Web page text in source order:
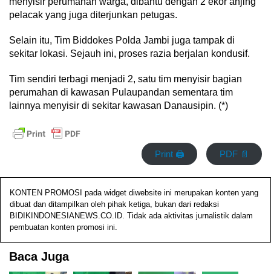
pelacak yang juga diterjunkan petugas.
Selain itu, Tim Biddokes Polda Jambi juga tampak di
sekitar lokasi. Sejauh ini, proses razia berjalan kondusif.
Tim sendiri terbagi menjadi 2, satu tim menyisir bagian
perumahan di kawasan Pulaupandan sementara tim
lainnya menyisir di sekitar kawasan Danausipin. (*)
Print 🖨 PDF 📄
KONTEN PROMOSI pada widget diwebsite ini merupakan konten yang
dibuat dan ditampilkan oleh pihak ketiga, bukan dari redaksi
BIDIKINDONESIANEWS.CO.ID. Tidak ada aktivitas jurnalistik dalam
pembuatan konten promosi ini.
Baca Juga